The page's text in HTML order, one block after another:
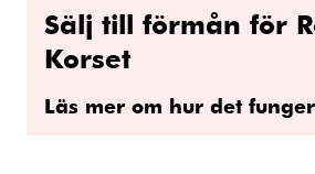
Sälj till förmån för
Korset
Läs mer om hur det